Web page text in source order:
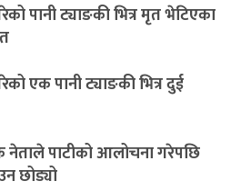
पानी ट्याङकी भित्र मृत भेटिएका
एक पानी ट्याङकी भित्र दुई
नेताले पाटीको आलोचना गरेपछि
छोड्यो